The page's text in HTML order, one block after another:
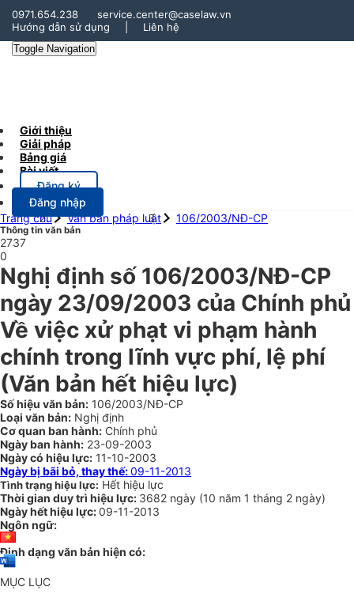
0971.654.238
service.center@caselaw.vn
Hướng dẫn sử dụng
Liên hệ
Toggle Navigation
Giới thiệu
Giải pháp
Bảng giá
Bài viết
Đăng ký
Đăng nhập
Trang chủ
Văn bản pháp luật 106/2003/NĐ-CP
Thông tin văn bản
2737
0
Nghị định số 106/2003/NĐ-CP
ngày 23/09/2003 của Chính phủ
Về việc xử phạt vi phạm hành
chính trong lĩnh vực phí, lệ phí
(Văn bản hết hiệu lực)
Số hiệu văn bản: 106/2003/NĐ-CP
Loại văn bản: Nghị định
Cơ quan ban hành: Chính phủ
Ngày ban hành: 23-09-2003
Ngày có hiệu lực: 11-10-2003
Ngày bị bãi bỏ, thay thế:09-11-2013
Tình trạng hiệu lực: Hết hiệu lực
Thời gian duy trì hiệu lực: 3682 ngày (10 năm 1 tháng 2 ngày)
Ngày hết hiệu lực:09-11-2013
Ngôn ngữ:
Định dạng văn bản hiện có:
MỤC LỤC